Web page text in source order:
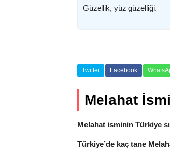
Güzellik, yüz güzelliği.
Twitter Facebook
Melahat
Melahat isminin Türkiye
Türkiye’de kaç tane